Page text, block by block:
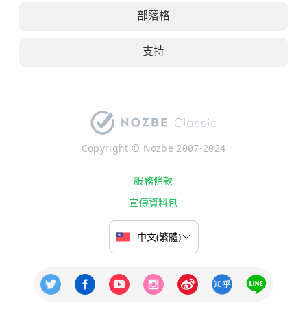
部落格
支持
Copyright © Nozbe 2007-2024
服務條款
宣傳資料包